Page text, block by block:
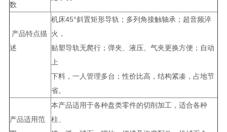
数
产品特点描
述
机床45°斜置矩形导轨；多列角接触轴承；超音频淬
火，
贴塑导轨无爬行；弹夹、液压、气夹更换方便；自动
上
下料，一人管理多台；性价比高，结构紧凑，占地节
省。
产品适用范
本产品适用于各种盘类零件的切削加工，适合各种
柱、